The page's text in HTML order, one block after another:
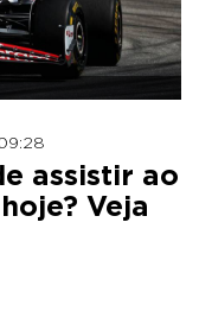
assistir ao
Veja